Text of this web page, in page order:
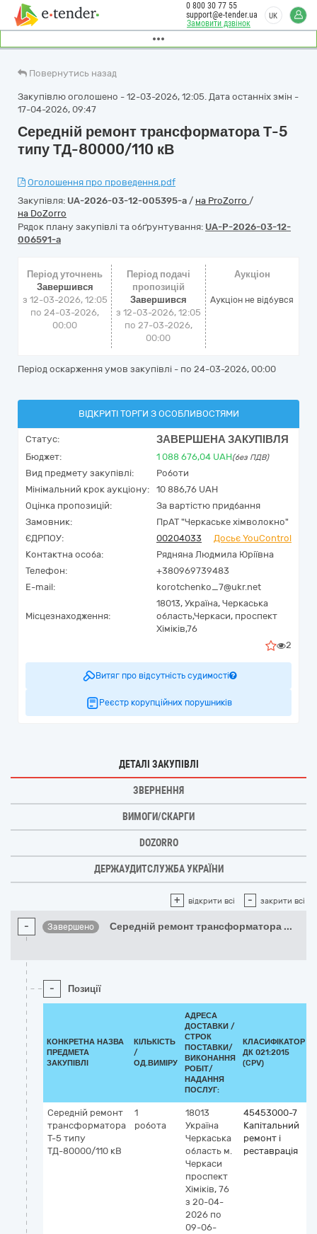
Замовити дзвінок
0 800 30 77 55
support@e-tender.ua
UK
Повернутись назад
Закупівлю оголошено - 12-03-2026, 12:05. Дата останніх змін -
17-04-2026, 09:47
Середній ремонт трансформатора Т-5
типу ТД-80000/110 кВ
Оголошення про проведення.pdf
Закупівля: UA-2026-03-12-005395-a / на ProZorro /
на DoZorro
Рядок плану закупівлі та обґрунтування: UA-P-2026-03-12-
006591-a
Період уточнень
Завершився
з 12-03-2026, 12:05
по 24-03-2026,
00:00
Період подачі
пропозицій
Завершився
з 12-03-2026, 12:05
по 27-03-2026,
00:00
Аукціон
Аукціон не відбувся
Період оскарження умов закупівлі - по 24-03-2026, 00:00
ВІДКРИТІ ТОРГИ З ОСОБЛИВОСТЯМИ
Статус: ЗАВЕРШЕНА ЗАКУПІВЛЯ
Бюджет: 1 088 676,04 UAH(без ПДВ)
Вид предмету закупівлі:
Роботи
Мінімальний крок аукціону:
10 886,76 UAH
Оцінка пропозицій:
За вартістю придбання
Замовник:
ПрАТ "Черкаське хімволокно"
ЄДРПОУ:
00204033
Досьє YouControl
Контактна особа:
Рядняна Людмила Юріївна
Телефон:
+380969739483
E-mail:
korotchenko_7@ukr.net
Місцезнаходження:
18013, Україна, Черкаська
область,Черкаси, проспект
Хіміків,76
2
Витяг про відсутність судимості
Реєстр корупційних порушників
ДЕТАЛІ ЗАКУПІВЛІ
ЗВЕРНЕННЯ
ВИМОГИ/СКАРГИ
DOZORRO
ДЕРЖАУДИТСЛУЖБА УКРАЇНИ
+ відкрити всі - закрити всі
- Завершено Середній ремонт трансформатора ...
- Позиції
КОНКРЕТНА НАЗВА
ПРЕДМЕТА
ЗАКУПІВЛІ
КІЛЬКІСТЬ
/
ОД.ВИМІРУ
АДРЕСА
ДОСТАВКИ /
СТРОК
ПОСТАВКИ/
ВИКОНАННЯ
РОБІТ/
НАДАННЯ
ПОСЛУГ:
КЛАСИФІКАТОР
ДК 021:2015
(CPV)
Середній ремонт
трансформатора
Т-5 типу
ТД-80000/110 кВ
1
робота
18013
Україна
Черкаська
область м.
Черкаси
проспект
Хіміків, 76
з 20-04-
2026 по
09-06-
45453000-7
Капітальний
ремонт і
реставрація